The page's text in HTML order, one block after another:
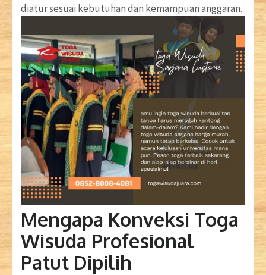
diatur sesuai kebutuhan dan kemampuan anggaran.
Mengapa Konveksi Toga
Wisuda Profesional
Patut Dipilih